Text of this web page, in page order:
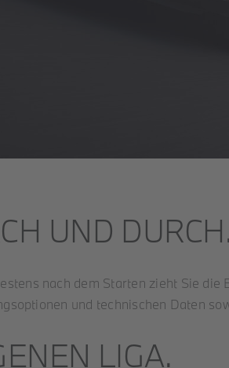
UND DURCH.
nach dem Starten zieht Sie
und technischen Daten
LIGA.